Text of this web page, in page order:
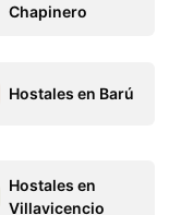
Chapinero
Hostales en Barú
Hostales en
Villavicencio